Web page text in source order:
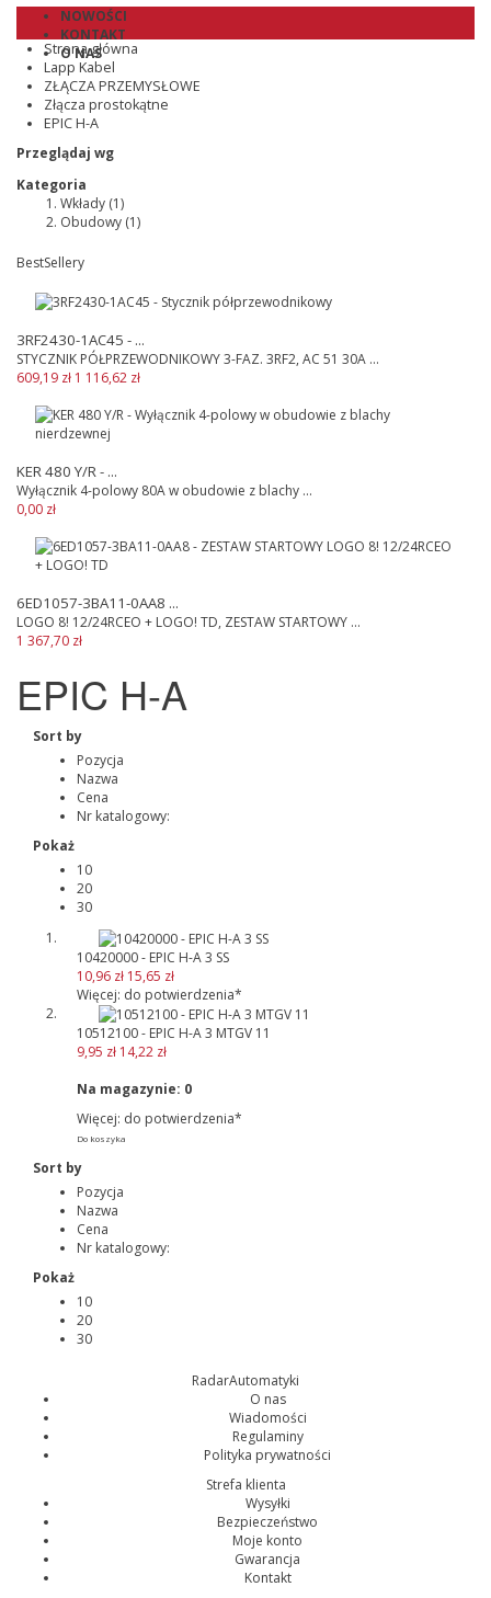
NOWOŚCI
KONTAKT
O NAS
Strona główna
Lapp Kabel
ZŁĄCZA PRZEMYSŁOWE
Złącza prostokątne
EPIC H-A
Przeglądaj wg
Kategoria
Wkłady (1)
Obudowy (1)
BestSellery
3RF2430-1AC45 - ...
STYCZNIK PÓŁPRZEWODNIKOWY 3-FAZ. 3RF2, AC 51 30A ...
609,19 zł 1 116,62 zł
KER 480 Y/R - ...
Wyłącznik 4-polowy 80A w obudowie z blachy ...
0,00 zł
6ED1057-3BA11-0AA8 ...
LOGO 8! 12/24RCEO + LOGO! TD, ZESTAW STARTOWY ...
1 367,70 zł
EPIC H-A
Sort by
Pozycja
Nazwa
Cena
Nr katalogowy:
Pokaż
10
20
30
10420000 - EPIC H-A 3 SS
10,96 zł 15,65 zł
Więcej: do potwierdzenia*
10512100 - EPIC H-A 3 MTGV 11
9,95 zł 14,22 zł
Na magazynie: 0
Więcej: do potwierdzenia*
Do koszyka
Sort by
Pozycja
Nazwa
Cena
Nr katalogowy:
Pokaż
10
20
30
RadarAutomatyki
O nas
Wiadomości
Regulaminy
Polityka prywatności
Strefa klienta
Wysyłki
Bezpieczeństwo
Moje konto
Gwarancja
Kontakt